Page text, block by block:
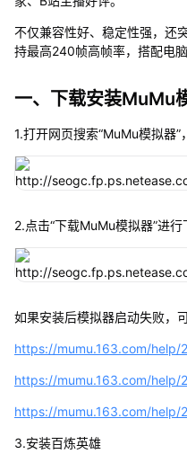
不仅兼容性好、稳定性强，还
持最高240帧高帧率，搭配电
一、下载安装MuMu
1.打开网页搜索“MuMu模拟器”
2.点击“下载MuMu模拟器”进行
如果安装后模拟器启动失败，
https://mumu.163.com/help/
https://mumu.163.com/
https://mumu.163.com/help/
3.安装百炼英雄